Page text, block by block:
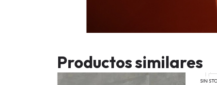
Productos similares
SIN